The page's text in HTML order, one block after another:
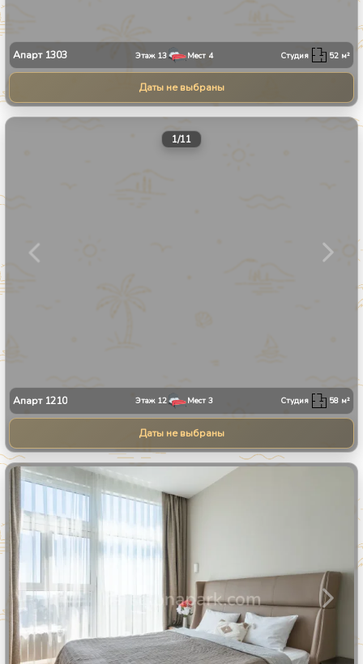
Апарт 1303 Этаж 13 Мест 4 Студия 52 м²
Даты не выбраны
1/11
Апарт 1210 Этаж 12 Мест 3 Студия 58 м²
Даты не выбраны